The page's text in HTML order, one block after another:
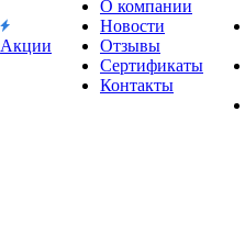
Акции
О компании
Новости
Отзывы
Сертификаты
Контакты